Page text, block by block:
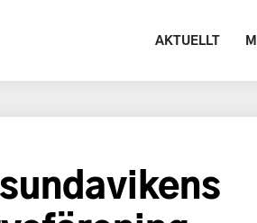
AKTUELLT